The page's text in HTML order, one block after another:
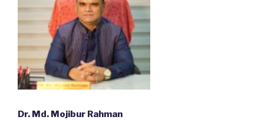
Dr. Md. Mojibur Rahman